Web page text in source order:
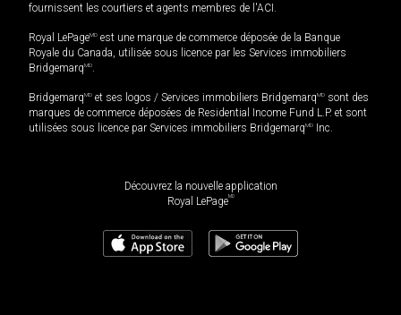
fournissent les courtiers et agents membres de l'ACI.
Royal LePageMD est une marque de commerce déposée de la Banque
Royale du Canada, utilisée sous licence par les Services immobiliers
BridgemarqMD.
BridgemarqMD et ses logos / Services immobiliers BridgemarqMD sont des
marques de commerce déposées de Residential Income Fund L.P. et sont
utilisées sous licence par Services immobiliers BridgemarqMD Inc.
Découvrez la nouvelle application
Royal LePageMD